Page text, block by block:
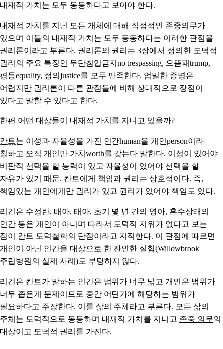
내재적 가치는 모두 동등하다고 보아야 한다.
내재적 가치를 지닌 모든 개체에 대해 직접적인 존중의무가
있으며 이들의 내재적 가치는 모두 등동하다는 이러한 관점을
권리론이라고 부른다. 권리론의 권리는 3장에서 정의한 도덕적
권리의 주요 특징인 무단침입금지no trespassing, 으뜸패trump,
평등equality, 정의justice를 모두 만족한다. 엄밀한 증명은
어렵지만 권리론이 다른 관점들에 비해 상대적으로 장점이
있다고 말할 수 있다고 한다.
한편 어떤 대상들이 내재적 가치를 지니고 있을까?
칸트는 이성과 자율성을 가진 인간human을 개인person이라
칭하고 오직 개인만 가치worth를 갖는다 말한다. 이성이 있어야
비판적 선택을 할 능력이 있고 자율성이 있어야 선택을 할
자유가 있기 때문. 칸트에게 책임과 권리는 상호적이다. 즉,
책임있는 개인에게만 권리가 있고 권리가 있어야 책임도 있다.
리건은 수정란, 배아, 태아, 초기 몇 년 간의 영아, 혼수상태의
인간 등은 개인이 아니며 따라서 도덕적 지위가 없다고 보는
점이 칸트 도덕철학의 단점이라고 지적한다. 이 관점에 따르면
개인이 아닌 인간을 대상으로 한 잔인한 실험(Willowbrook
주립병원의 실제 사례)도 부당하지 않다.
리건은 칸트가 말하는 인간은 범위가 너무 넓고 개인은 범위가
너무 좁은게 문제이므로 중간 어딘가에 해당하는 범위가
필요하다고 주장한다. 이를 삶의 주체 라고 부른다. 모든 삶의
주체는 도덕적으로 동등하며 내재적 가치를 지니고 존중 의무의
대상이고 도덕적 권리를 가진다.